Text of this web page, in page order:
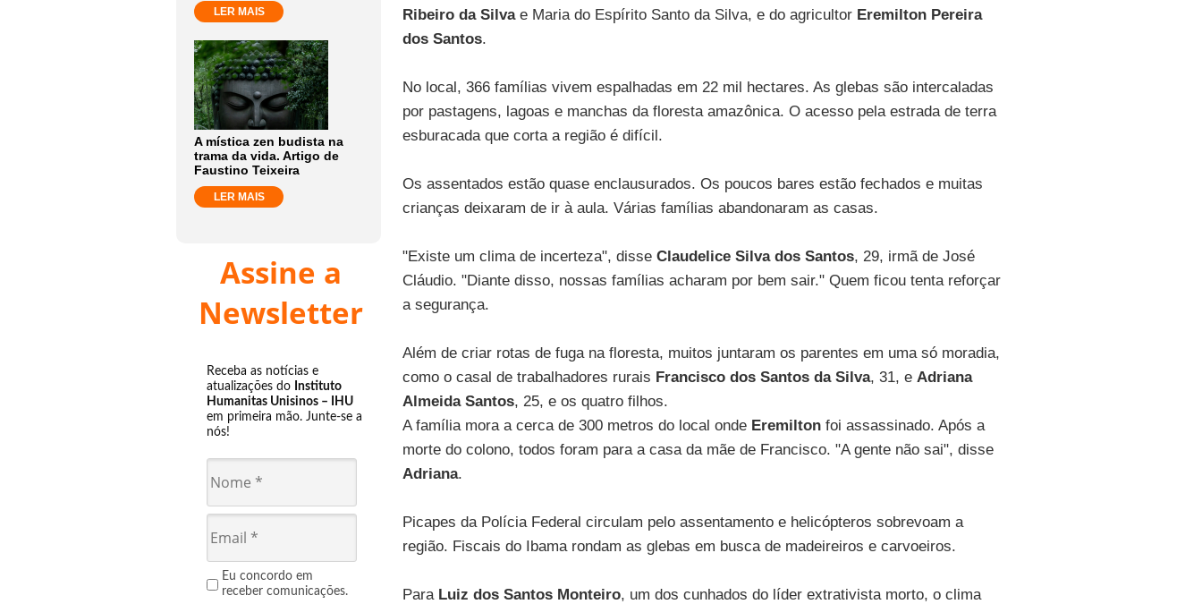
LER MAIS
A mística zen budista na
trama da vida. Artigo de
Faustino Teixeira
LER MAIS
Assine a
Newsletter
Receba as notícias e
atualizações do Instituto
Humanitas Unisinos – IHU
em primeira mão. Junte-se a
nós!
Eu concordo em
receber comunicações.
Ribeiro da Silvae Maria do Espírito Santo da Silva, e do agricultor Eremilton Pereira
dos Santos.
No local, 366 famílias vivem espalhadas em 22 mil hectares. As glebas são intercaladas
por pastagens, lagoas e manchas da floresta amazônica. O acesso pela estrada de terra
esburacada que corta a região é difícil.
Os assentados estão quase enclausurados. Os poucos bares estão fechados e muitas
crianças deixaram de ir à aula. Várias famílias abandonaram as casas.
"Existe um clima de incerteza", disse Claudelice Silva dos Santos, 29, irmã de José
Cláudio. "Diante disso, nossas famílias acharam por bem sair." Quem ficou tenta reforçar
a segurança.
Além de criar rotas de fuga na floresta, muitos juntaram os parentes em uma só moradia,
como o casal de trabalhadores rurais Francisco dos Santos da Silva, 31, e Adriana
Almeida Santos, 25, e os quatro filhos.
A família mora a cerca de 300 metros do local onde Eremilton foi assassinado. Após a
morte do colono, todos foram para a casa da mãe de Francisco. "A gente não sai", disse
Adriana.
Picapes da Polícia Federal circulam pelo assentamento e helicópteros sobrevoam a
região. Fiscais do Ibama rondam as glebas em busca de madeireiros e carvoeiros.
Para Luiz dos Santos Monteiro, um dos cunhados do líder extrativista morto, o clima